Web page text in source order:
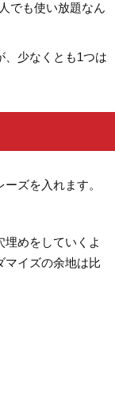
でも使い放題なん
、少なくとも1つは
ズを入れます。
めをしていくよ
マイズの余地は比